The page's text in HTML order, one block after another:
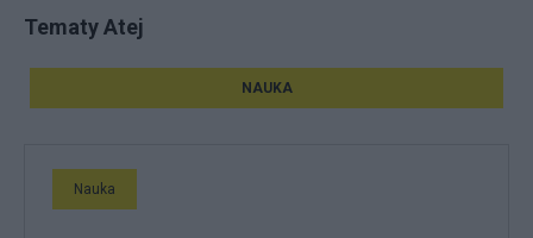
Tematy Atej
NAUKA
Nauka